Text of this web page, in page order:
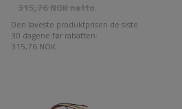
315,76 NOKnetto
Den laveste produktprisen de siste
30 dagene før rabatten:
315,76 NOK